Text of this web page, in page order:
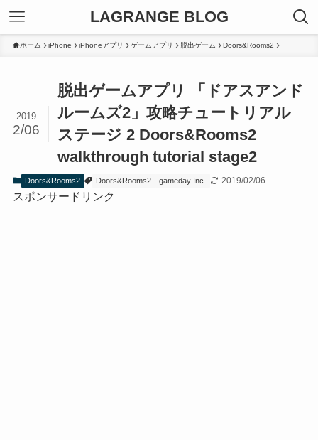
LAGRANGE BLOG
ホーム iPhone iPhoneアプリ ゲームアプリ 脱出ゲーム Doors&Rooms2
脱出ゲームアプリ 「ドアスアンド
ルームズ2」攻略チュートリアル
ステージ 2 Doors&Rooms2
walkthrough tutorial stage2
2019
2/06
Doors&Rooms2 Doors&Rooms2 gameday Inc. 2019/02/06
スポンサードリンク